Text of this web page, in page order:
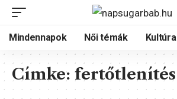
Mindennapok Női témák Kultúra
Címke: fertőtlenítés